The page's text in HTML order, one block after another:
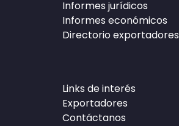
Informes jurídicos
Informes económicos
Directorio exportadores
Links de interés
Exportadores
Contáctanos